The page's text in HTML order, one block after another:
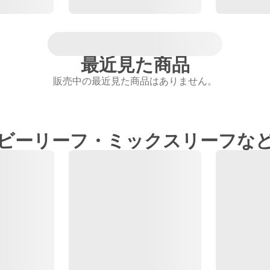
最近見た商品
販売中の最近見た商品はありません。
ーリーフ・ミックスリーフな